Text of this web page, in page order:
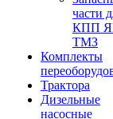
части
КПП
ТМЗ
Комплекты
Трактора
Дизельные
насосные